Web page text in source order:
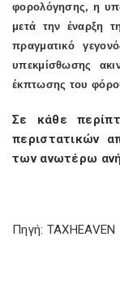
φορολόγησης, η
μετά την έναρξη
πραγματικό
υπεκμίσθωσης
έκπτωσης του
Σε κάθε
περιστατικών
των ανωτέρω
Πηγή: TAXHEAVEN